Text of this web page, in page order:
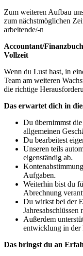
Zum weiteren Aufbau
zum nächstmöglichen
arbeitende/-n
Accountant/
Vollzeit
Wenn du Lust hast, in
Team am weiteren
die richtige
Das erwartet dich in
Du übernimmst
allgemeinen
Du bearbeitest
Unseren teils
eigenständig ab.
Aufgaben.
Weiterhin bist du
Abrechnung
Du wirkst bei der
Jahresabschlüssen
Außerdem
entwicklung in der
Das bringst du an